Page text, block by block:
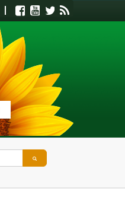
Facebook
Youtube
Twitter